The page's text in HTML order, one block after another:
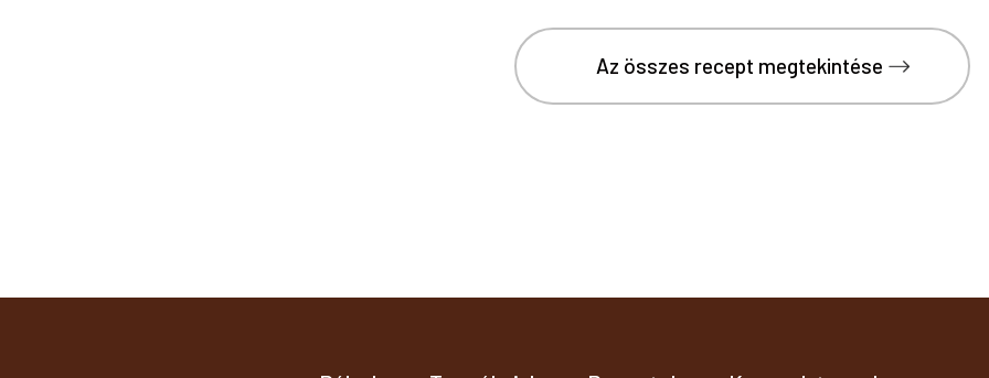
Az összes recept megtekintése